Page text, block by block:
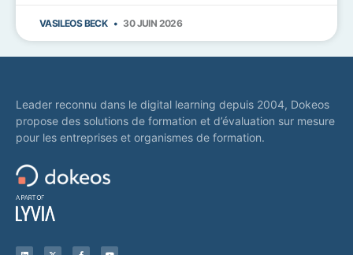
VASILEOS BECK 30 JUIN 2026
Leader reconnu dans le digital learning depuis 2004, Dokeos
propose des solutions de formation et d’évaluation sur mesure
pour les entreprises et organismes de formation.